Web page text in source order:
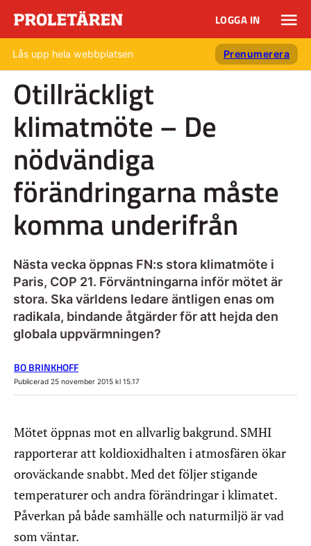
LOGGA IN
Lås upp hela webbplatsen Prenumerera
Otillräckligt
klimatmöte – De
nödvändiga
förändringarna måste
komma underifrån
Nästa vecka öppnas FN:s stora klimatmöte i
Paris, COP 21. Förväntningarna inför mötet är
stora. Ska världens ledare äntligen enas om
radikala, bindande åtgärder för att hejda den
globala uppvärmningen?
BO BRINKHOFF
Publicerad 25 november 2015 kl 15.17
Mötet öppnas mot en allvarlig bakgrund. SMHI
rapporterar att koldioxidhalten i atmosfären ökar
oroväckande snabbt. Med det följer stigande
temperaturer och andra förändringar i klimatet.
Påverkan på både samhälle och naturmiljö är vad
som väntar.